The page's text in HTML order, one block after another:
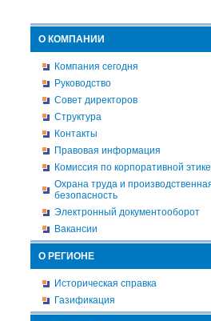
О КОМПАНИИ
Компания сегодня
Руководство
Совет директоров
Структура
Контакты
Правовая информация
Комиссия по корпоративной этике
Охрана труда и
безопасность
Электронный документооборот
Вакансии
О РЕГИОНЕ
Историческая справка
Газификация